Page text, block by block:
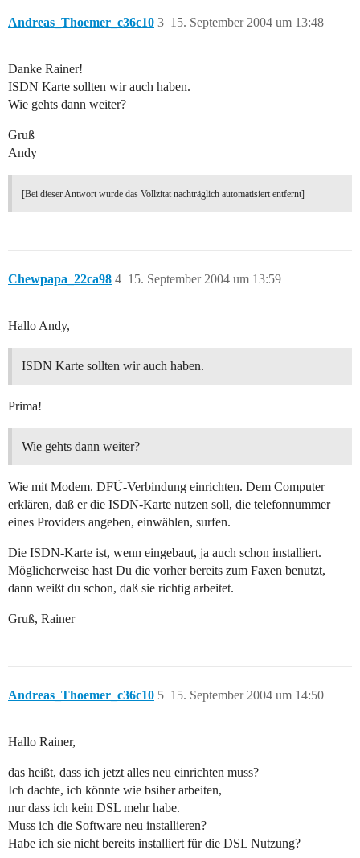
Andreas_Thoemer_c36c10 15. September 2004 um 13:48
3
Danke Rainer!
ISDN Karte sollten wir auch haben.
Wie gehts dann weiter?
Gruß
Andy
[Bei dieser Antwort wurde das Vollzitat nachträglich automatisiert entfernt]
Chewpapa_22ca98 15. September 2004 um 13:59
4
Hallo Andy,
ISDN Karte sollten wir auch haben.
Prima!
Wie gehts dann weiter?
Wie mit Modem. DFÜ-Verbindung einrichten. Dem Computer
erklären, daß er die ISDN-Karte nutzen soll, die telefonnummer
eines Providers angeben, einwählen, surfen.
Die ISDN-Karte ist, wenn eingebaut, ja auch schon installiert.
Möglicherweise hast Du die vorher bereits zum Faxen benutzt,
dann weißt du schon, daß sie richtig arbeitet.
Gruß, Rainer
Andreas_Thoemer_c36c10 15. September 2004 um 14:50
5
Hallo Rainer,
das heißt, dass ich jetzt alles neu einrichten muss?
Ich dachte, ich könnte wie bsiher arbeiten,
nur dass ich kein DSL mehr habe.
Muss ich die Software neu installieren?
Habe ich sie nicht bereits installiert für die DSL Nutzung?